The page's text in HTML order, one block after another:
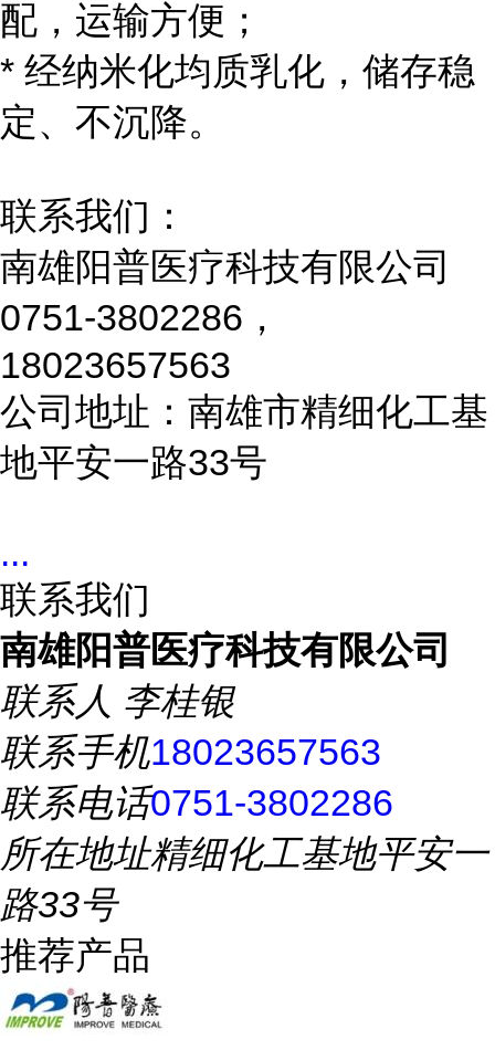
配，运输方便；
* 经纳米化均质乳化，储存稳
定、不沉降。
联系我们：
南雄阳普医疗科技有限公司
0751-3802286，
18023657563
公司地址：南雄市精细化工基
地平安一路33号
...
联系我们
南雄阳普医疗科技有限公司
联系人 李桂银
联系手机18023657563
联系电话0751-3802286
所在地址精细化工基地平安一
路33号
推荐产品